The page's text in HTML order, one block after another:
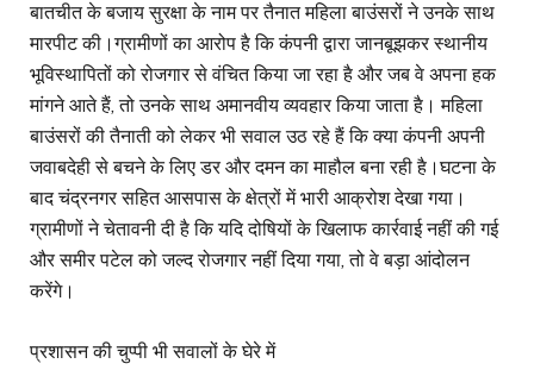
बातचीत के बजाय सुरक्षा के नाम पर तैनात महिला बाउंसरों ने उनके साथ
मारपीट की।ग्रामीणों का आरोप है कि कंपनी द्वारा जानबूझकर स्थानीय
भूविस्थापितों को रोजगार से वंचित किया जा रहा है और जब वे अपना हक
मांगने आते हैं, तो उनके साथ अमानवीय व्यवहार किया जाता है। महिला
बाउंसरों की तैनाती को लेकर भी सवाल उठ रहे हैं कि क्या कंपनी अपनी
जवाबदेही से बचने के लिए डर और दमन का माहौल बना रही है।घटना के
बाद चंद्रनगर सहित आसपास के क्षेत्रों में भारी आक्रोश देखा गया।
ग्रामीणों ने चेतावनी दी है कि यदि दोषियों के खिलाफ कार्रवाई नहीं की गई
और समीर पटेल को जल्द रोजगार नहीं दिया गया, तो वे बड़ा आंदोलन
करेंगे।
प्रशासन की चुप्पी भी सवालों के घेरे में